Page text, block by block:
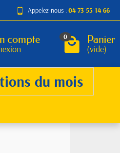
Appelez-nous :04 73 55 14 66
compte 0 Panier
(vide)
du mois